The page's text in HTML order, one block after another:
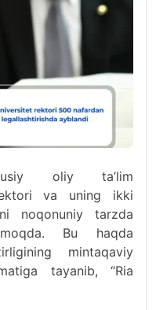
oliy ta’lim
va uning ikki
noqonuniy tarzda
Bu haqda
mintaqaviy
tayanib, “Ria